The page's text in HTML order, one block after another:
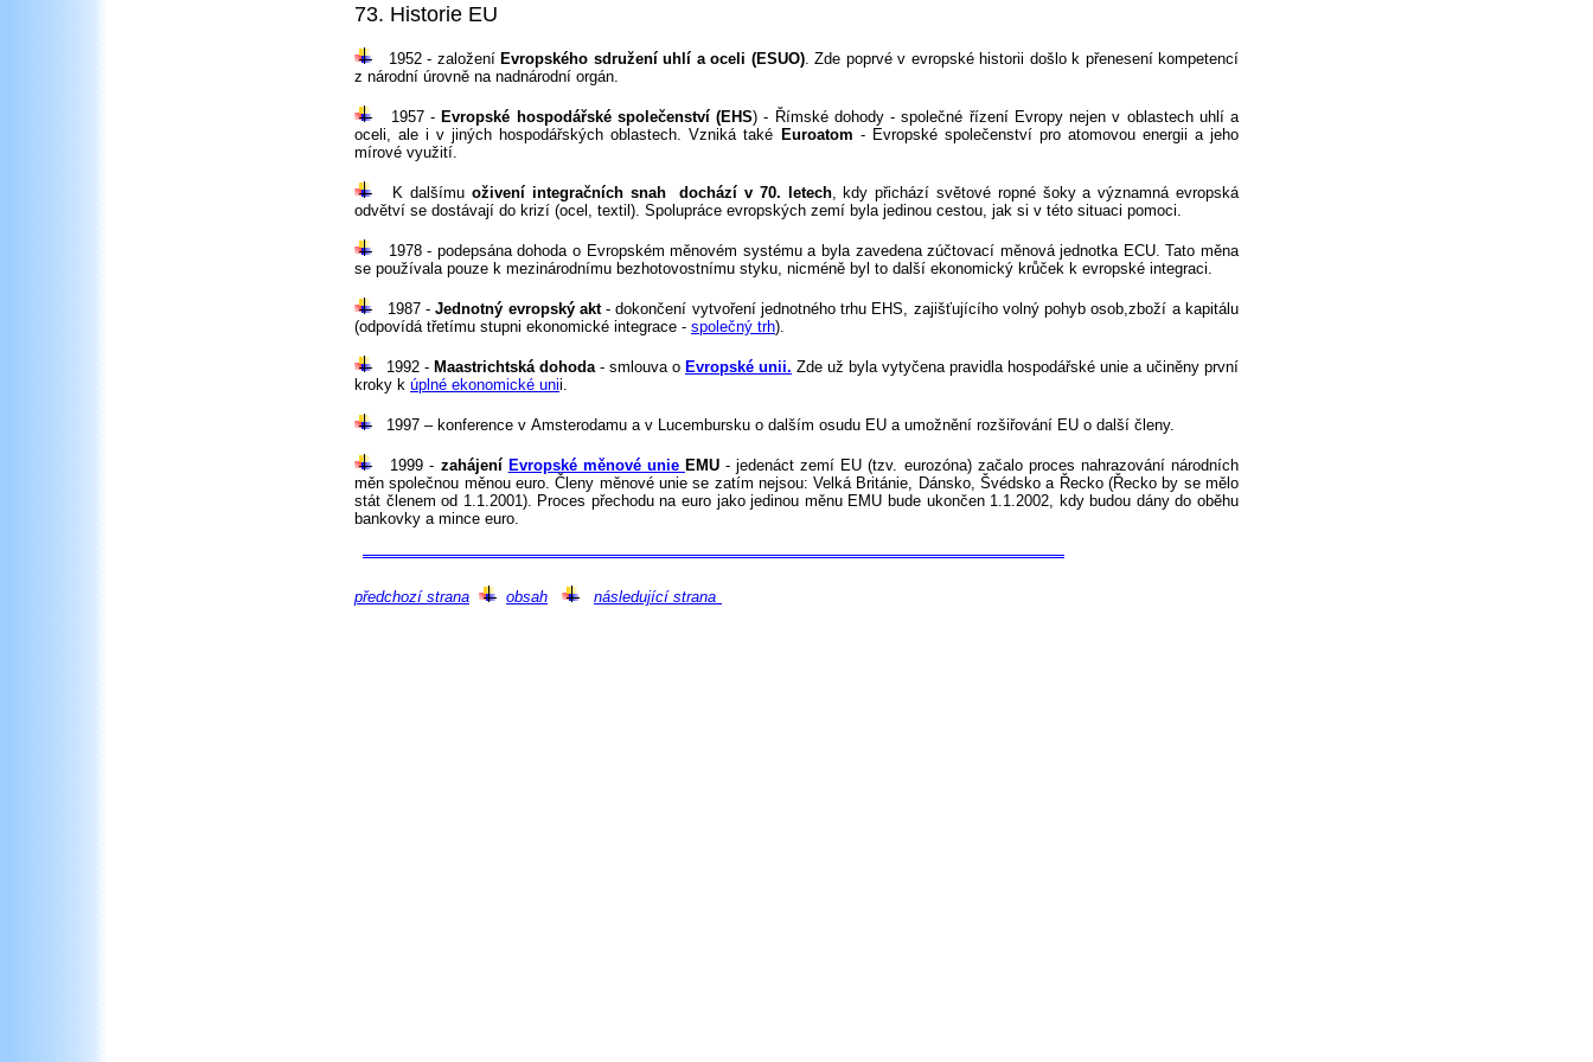
73. Historie EU
1952 - založení Evropského sdružení uhlí a oceli (ESUO). Zde poprvé v evropské historii došlo k přenesení kompetencí
z národní úrovně na nadnárodní orgán.
1957 - Evropské hospodářské společenství (EHS) - Římské dohody - společné řízení Evropy nejen v oblastech uhlí a
oceli, ale i v jiných hospodářských oblastech. Vzniká také Euroatom - Evropské společenství pro atomovou energii a jeho
mírové využití.
K dalšímu oživení integračních snah dochází v 70. letech, kdy přichází světové ropné šoky a významná evropská
odvětví se dostávají do krizí (ocel, textil). Spolupráce evropských zemí byla jedinou cestou, jak si v této situaci pomoci.
1978 - podepsána dohoda o Evropském měnovém systému a byla zavedena zúčtovací měnová jednotka ECU. Tato měna
se používala pouze k mezinárodnímu bezhotovostnímu styku, nicméně byl to další ekonomický krůček k evropské integraci.
1987 -Jednotný evropský akt- dokončení vytvoření jednotného trhu EHS, zajišťujícího volný pohyb osob,zboží a kapitálu
(odpovídá třetímu stupni ekonomické integrace - společný trh).
1992 - Maastrichtská dohoda- smlouva o Evropské unii. Zde už byla vytyčena pravidla hospodářské unie a učiněny první
kroky k úplné ekonomické unii.
1997 – konference v Amsterodamu a v Lucembursku o dalším osudu EU a umožnění rozšiřování EU o další členy.
1999 - zahájení Evropské měnové unie EMU- jedenáct zemí EU (tzv. eurozóna) začalo proces nahrazování národních
měn společnou měnou euro. Členy měnové unie se zatím nejsou: Velká Británie, Dánsko, Švédsko a Řecko (Řecko by se mělo
stát členem od 1.1.2001). Proces přechodu na euro jako jedinou měnu EMU bude ukončen 1.1.2002, kdy budou dány do oběhu
bankovky a mince euro.
předchozí strana obsah následující strana